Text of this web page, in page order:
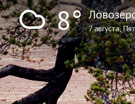
! 8° 7 августа,